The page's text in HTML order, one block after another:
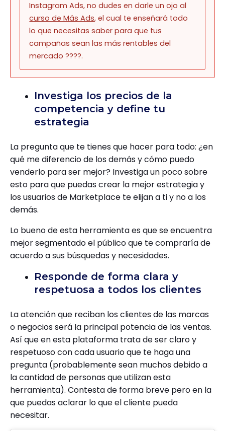
Instagram Ads, no dudes en darle un ojo al
curso de Más Ads, el cual te enseñará todo
lo que necesitas saber para que tus
campañas sean las más rentables del
mercado ????.
Investiga los precios de la
competencia y define tu
estrategia
La pregunta que te tienes que hacer para todo: ¿en
qué me diferencio de los demás y cómo puedo
venderlo para ser mejor? Investiga un poco sobre
esto para que puedas crear la mejor estrategia y
los usuarios de Marketplace te elijan a ti y no a los
demás.
Lo bueno de esta herramienta es que se encuentra
mejor segmentado el público que te compraría de
acuerdo a sus búsquedas y necesidades.
Responde de forma clara y
respetuosa a todos los clientes
La atención que reciban los clientes de las marcas
o negocios será la principal potencia de las ventas.
Así que en esta plataforma trata de ser claro y
respetuoso con cada usuario que te haga una
pregunta (probablemente sean muchos debido a
la cantidad de personas que utilizan esta
herramienta). Contesta de forma breve pero en la
que puedas aclarar lo que el cliente pueda
necesitar.